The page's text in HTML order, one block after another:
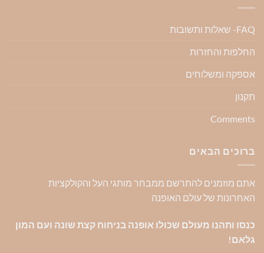
FAQ- שאלות ותשובות
החלפות והחזרות
אספקה ומשלוחים
תקנון
Comments
ברוכים הבאים
אתם מוזמנים להתרשם ממבחר מותגי העל והקולקציות
האחרונות של עולם האופנה
כנסו ותהנו מעולם שכולו אופנה בניחוח קצת שונה ועם המון
גלאם!